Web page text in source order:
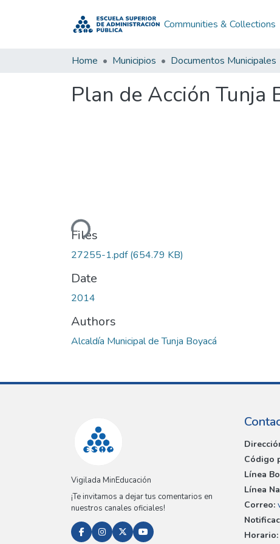
Communities & Collections
Home Municipios Documentos Municipales
Plan de Acción Tunja
Loading...
Files
27255-1.pdf(654.79 KB)
Date
2014
Authors
Alcaldía Municipal de Tunja Boyacá
Vigilada MinEducación
¡Te invitamos a dejar tus comentarios en
nuestros canales oficiales!
Código
Línea
Línea
Correo:
Horario: